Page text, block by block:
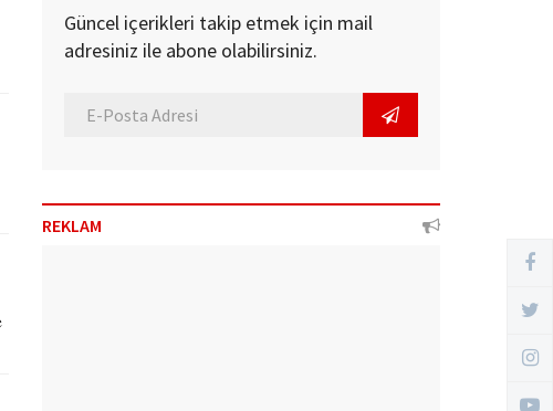
Güncel içerikleri takip etmek için mail
adresiniz ile abone olabilirsiniz.
REKLAM